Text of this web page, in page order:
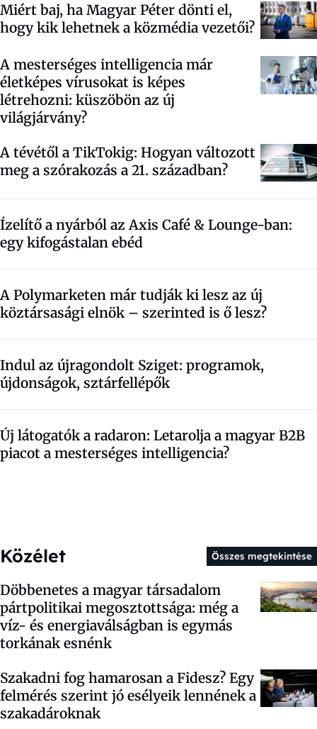
Miért baj, ha Magyar Péter dönti el,
hogy kik lehetnek a közmédia vezetői?
A mesterséges intelligencia már
életképes vírusokat is képes
létrehozni: küszöbön az új
világjárvány?
A tévétől a TikTokig: Hogyan változott
meg a szórakozás a 21. században?
Ízelítő a nyárból az Axis Café & Lounge-ban:
egy kifogástalan ebéd
A Polymarketen már tudják ki lesz az új
köztársasági elnök – szerinted is ő lesz?
Indul az újragondolt Sziget: programok,
újdonságok, sztárfellépők
Új látogatók a radaron: Letarolja a magyar B2B
piacot a mesterséges intelligencia?
Közélet Összes megtekintése
Döbbenetes a magyar társadalom
pártpolitikai megosztottsága: még a
víz- és energiaválságban is egymás
torkának esnénk
Szakadni fog hamarosan a Fidesz? Egy
felmérés szerint jó esélyeik lennének a
szakadároknak